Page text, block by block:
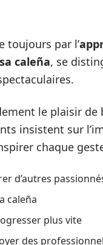
toujours par l’
caleña, se
le plaisir
insistent sur
chaque
d’autres
caleña
plus vite
des